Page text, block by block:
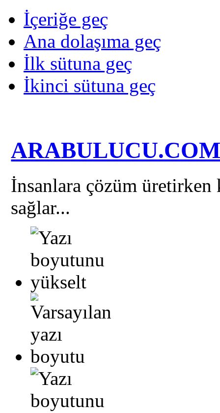
İçeriğe geç
Ana dolaşıma geç
İlk sütuna geç
İkinci sütuna geç
İnsanlara çözüm
sağlar...